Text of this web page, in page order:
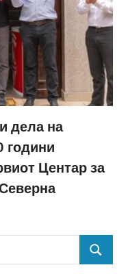
дела на
години
Центар за
SEARCH